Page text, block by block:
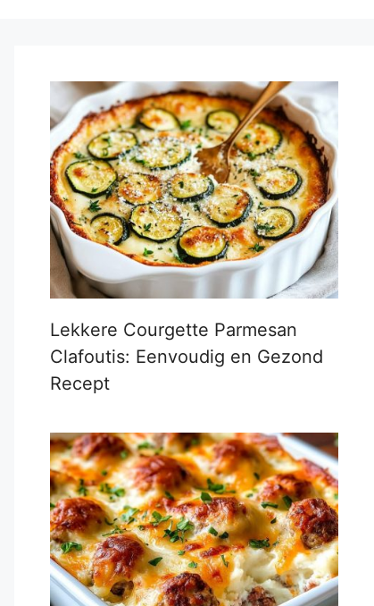
Lekkere Courgette Parmesan
Clafoutis: Eenvoudig en Gezond
Recept